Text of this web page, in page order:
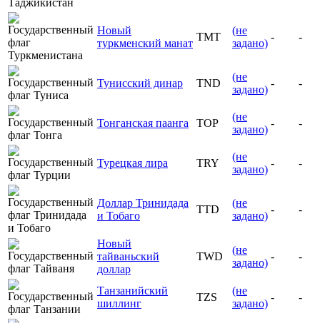
Новый
туркменский манат
TMT
(не
задано)
- -
Тунисский динар TND
(не
задано)
- -
Тонганская паанга TOP
(не
задано)
- -
Турецкая лира TRY
(не
задано)
- -
Доллар Тринидада
и Тобаго
TTD
(не
задано)
- -
Новый
тайваньский
доллар
TWD
(не
задано)
- -
Танзанийский
шиллинг
TZS
(не
задано)
- -